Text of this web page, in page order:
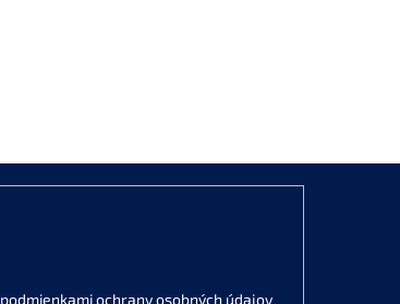
podmienkami ochrany osobných údajov.